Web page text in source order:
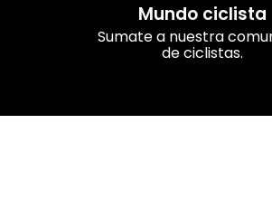
Mundo ciclista
Sumate a nuestra
de ciclistas.